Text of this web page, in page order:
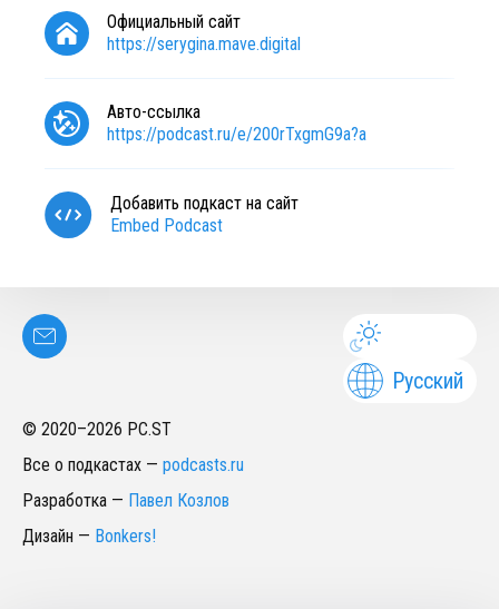
Официальный сайт
https://serygina.mave.digital
Авто-ссылка
https://podcast.ru/e/200rTxgmG9a?a
Добавить подкаст на сайт
Embed Podcast
Русский
© 2020–2026 PC.ST
Все о подкастах — podcasts.ru
Разработка — Павел Козлов
Дизайн — Bonkers!